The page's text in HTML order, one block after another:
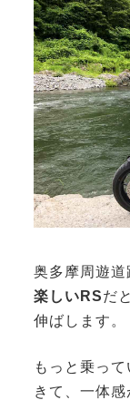
奥多摩周遊
楽しいRSだ
伸ばします。
もっと乗っ
きて、一体感